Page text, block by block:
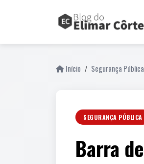
Início Segurança Pública
SEGURANÇA PÚBLICA
Barra